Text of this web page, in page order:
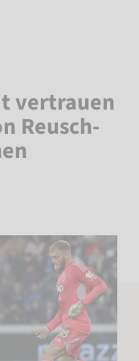
vertrauen
Reusch-